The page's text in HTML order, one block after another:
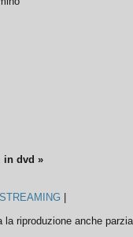
in dvd »
riproduzione anche